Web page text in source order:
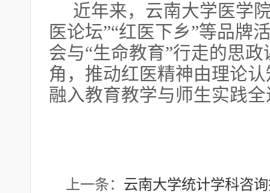
近年来，云南大学医学
医论坛”“红医下乡”等品牌
会与“生命教育”行走的思
角，推动红医精神由理论
融入教育教学与师生实践
上一条： 云南大学统计学科咨